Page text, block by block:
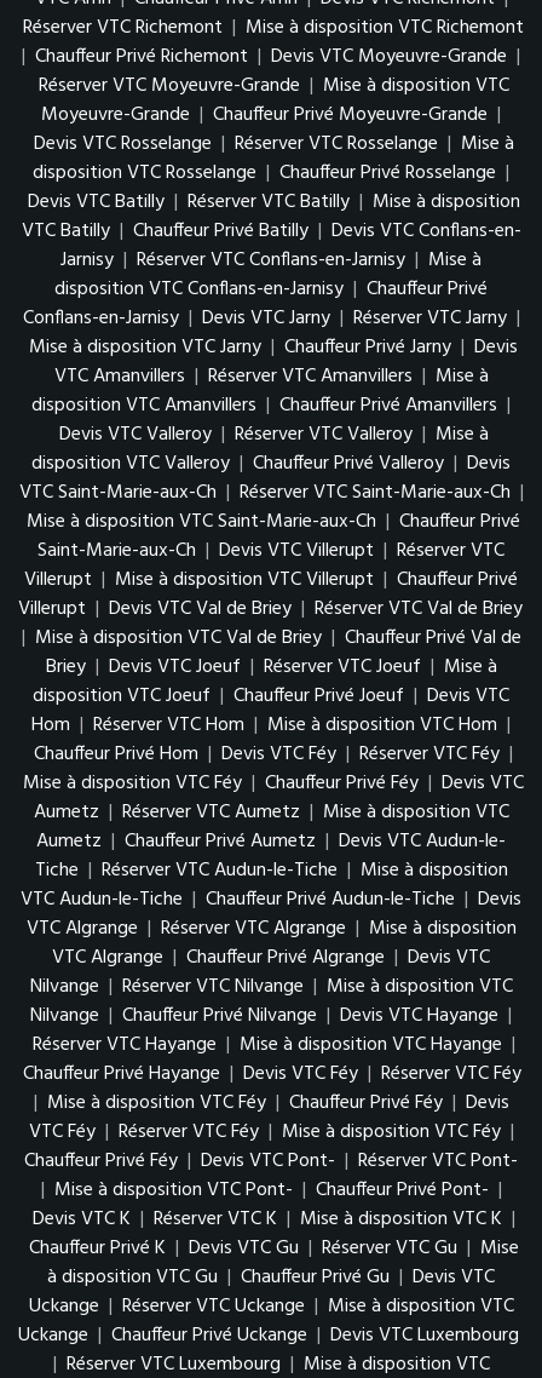
Réserver VTC Richemont | Mise à disposition VTC Richemont
| Chauffeur Privé Richemont | Devis VTC Moyeuvre-Grande |
Réserver VTC Moyeuvre-Grande | Mise à disposition VTC
Moyeuvre-Grande | Chauffeur Privé Moyeuvre-Grande |
Devis VTC Rosselange | Réserver VTC Rosselange | Mise à
disposition VTC Rosselange | Chauffeur Privé Rosselange |
Devis VTC Batilly | Réserver VTC Batilly | Mise à disposition
VTC Batilly | Chauffeur Privé Batilly | Devis VTC Conflans-en-
Jarnisy | Réserver VTC Conflans-en-Jarnisy | Mise à
disposition VTC Conflans-en-Jarnisy | Chauffeur Privé
Conflans-en-Jarnisy | Devis VTC Jarny | Réserver VTC Jarny |
Mise à disposition VTC Jarny | Chauffeur Privé Jarny | Devis
VTC Amanvillers | Réserver VTC Amanvillers | Mise à
disposition VTC Amanvillers | Chauffeur Privé Amanvillers |
Devis VTC Valleroy | Réserver VTC Valleroy | Mise à
disposition VTC Valleroy | Chauffeur Privé Valleroy | Devis
VTC Saint-Marie-aux-Ch | Réserver VTC Saint-Marie-aux-Ch |
Mise à disposition VTC Saint-Marie-aux-Ch | Chauffeur Privé
Saint-Marie-aux-Ch | Devis VTC Villerupt | Réserver VTC
Villerupt | Mise à disposition VTC Villerupt | Chauffeur Privé
Villerupt | Devis VTC Val de Briey | Réserver VTC Val de Briey
| Mise à disposition VTC Val de Briey | Chauffeur Privé Val de
Briey | Devis VTC Joeuf | Réserver VTC Joeuf | Mise à
disposition VTC Joeuf | Chauffeur Privé Joeuf | Devis VTC
Hom | Réserver VTC Hom | Mise à disposition VTC Hom |
Chauffeur Privé Hom | Devis VTC Féy | Réserver VTC Féy |
Mise à disposition VTC Féy | Chauffeur Privé Féy | Devis VTC
Aumetz | Réserver VTC Aumetz | Mise à disposition VTC
Aumetz | Chauffeur Privé Aumetz | Devis VTC Audun-le-
Tiche | Réserver VTC Audun-le-Tiche | Mise à disposition
VTC Audun-le-Tiche | Chauffeur Privé Audun-le-Tiche | Devis
VTC Algrange | Réserver VTC Algrange | Mise à disposition
VTC Algrange | Chauffeur Privé Algrange | Devis VTC
Nilvange | Réserver VTC Nilvange | Mise à disposition VTC
Nilvange | Chauffeur Privé Nilvange | Devis VTC Hayange |
Réserver VTC Hayange | Mise à disposition VTC Hayange |
Chauffeur Privé Hayange | Devis VTC Féy | Réserver VTC Féy
| Mise à disposition VTC Féy | Chauffeur Privé Féy | Devis
VTC Féy | Réserver VTC Féy | Mise à disposition VTC Féy |
Chauffeur Privé Féy | Devis VTC Pont- | Réserver VTC Pont-
| Mise à disposition VTC Pont- | Chauffeur Privé Pont- |
Devis VTC K | Réserver VTC K | Mise à disposition VTC K |
Chauffeur Privé K | Devis VTC Gu | Réserver VTC Gu | Mise
à disposition VTC Gu | Chauffeur Privé Gu | Devis VTC
Uckange | Réserver VTC Uckange | Mise à disposition VTC
Uckange | Chauffeur Privé Uckange | Devis VTC Luxembourg
| Réserver VTC Luxembourg | Mise à disposition VTC